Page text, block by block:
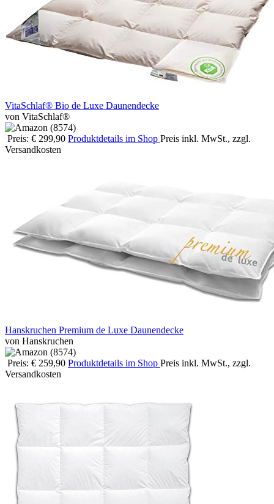
VitaSchlaf® Bio de Luxe Daunendecke
von VitaSchlaf®
Preis: € 299,90 Produktdetails im Shop Preis inkl. MwSt., zzgl.
Versandkosten
Hanskruchen Premium de Luxe Daunendecke
von Hanskruchen
Preis: € 259,90 Produktdetails im Shop Preis inkl. MwSt., zzgl.
Versandkosten